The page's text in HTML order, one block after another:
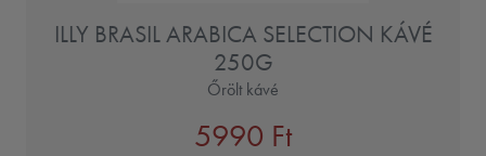
ILLY BRASIL ARABICA SELECTION KÁVÉ
250G
Őrölt kávé
5990 Ft